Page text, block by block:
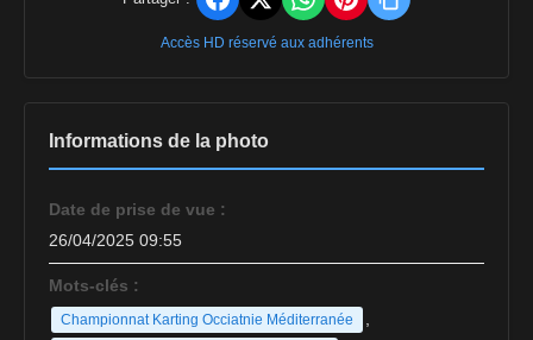
Accès HD réservé aux adhérents
Informations de la photo
Date de prise de vue :
26/04/2025 09:55
Mots-clés :
Championnat Karting Occiatnie Méditerranée